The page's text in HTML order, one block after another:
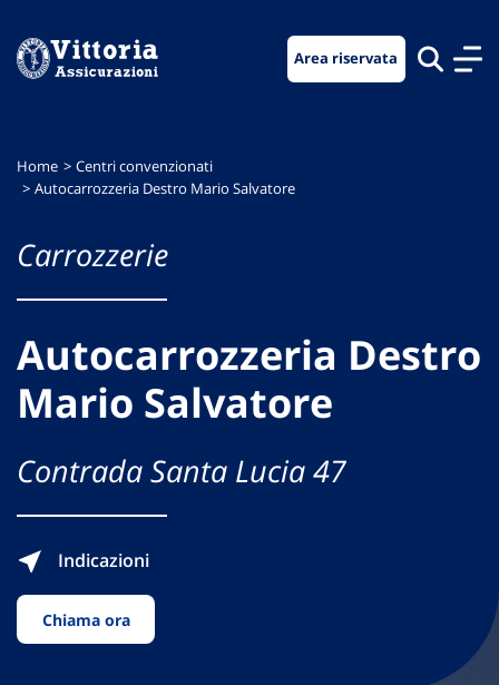
menu
contenuto
footer
Area riservata
Home
Centri convenzionati
Autocarrozzeria Destro Mario Salvatore
Carrozzerie
Autocarrozzeria Destro
Mario Salvatore
Contrada Santa Lucia 47
Indicazioni
Chiama ora